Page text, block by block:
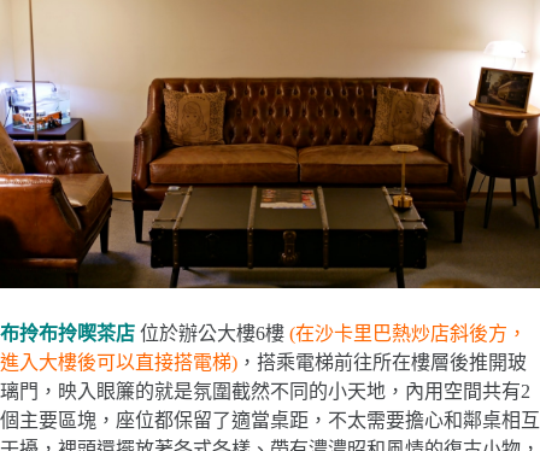
布拎布拎喫茶店 位於辦公大樓6樓 (在沙卡里巴熱炒店斜後方，
進入大樓後可以直接搭電梯) ，搭乘電梯前往所在樓層後推開玻
璃門，映入眼簾的就是氛圍截然不同的小天地，內用空間共有2
個主要區塊，座位都保留了適當桌距，不太需要擔心和鄰桌相互